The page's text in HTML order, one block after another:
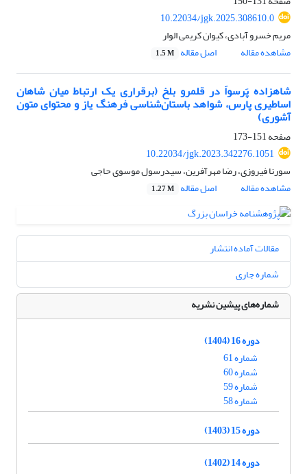
10.22034/jgk.2025.308610.0
مریم خسرو آبادی، کیوان کریمی الوار
مشاهده مقاله
اصل مقاله 1.5 M
شاهزاده پَرسواَ در قلمرو بلخ (برقراری یک ارتباط میان شاهان
اساطیری پارس، شواهد باستان‌شناسی فرهنگ یاز و محتوای متون
آشوری)
صفحه151-173
10.22034/jgk.2023.342276.1051
سورنا فیروزی، رضا مهرآفرین، سیدرسول موسوی حاجی
مشاهده مقاله
اصل مقاله 1.27 M
مقالات آماده انتشار
شماره جاری
شماره‌های پیشین نشریه
دوره 16 (1404)
شماره 61
شماره 60
شماره 59
شماره 58
دوره 15 (1403)
دوره 14 (1402)